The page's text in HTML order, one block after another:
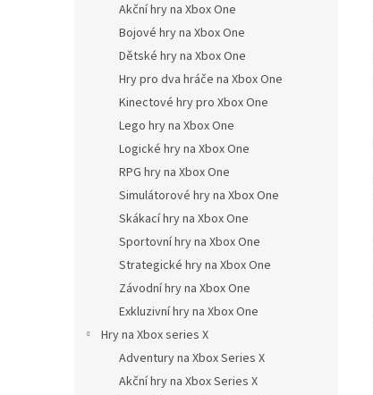
Akční hry na Xbox One
Bojové hry na Xbox One
Dětské hry na Xbox One
Hry pro dva hráče na Xbox One
Kinectové hry pro Xbox One
Lego hry na Xbox One
Logické hry na Xbox One
RPG hry na Xbox One
Simulátorové hry na Xbox One
Skákací hry na Xbox One
Sportovní hry na Xbox One
Strategické hry na Xbox One
Závodní hry na Xbox One
Exkluzivní hry na Xbox One
Hry na Xbox series X
Adventury na Xbox Series X
Akční hry na Xbox Series X